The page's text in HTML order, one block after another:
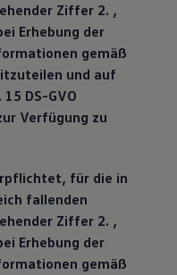
Ziffer 2. ,
Erhebung der
gemäß
und auf
DS-GVO
Verfügung zu
für die in
fallenden
Ziffer 2. ,
Erhebung der
gemäß